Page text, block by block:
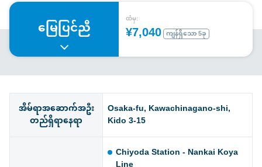
မြေပြင်ညီ ထံမှ:
¥7,040 ကျန်ရှိသော 5ခု
အိမ်ရာအဆောက်အဦး
တည်ရှိရာနေရာ
Osaka-fu, Kawachinagano-shi,
Kido 3-15
Chiyoda Station - Nankai Koya